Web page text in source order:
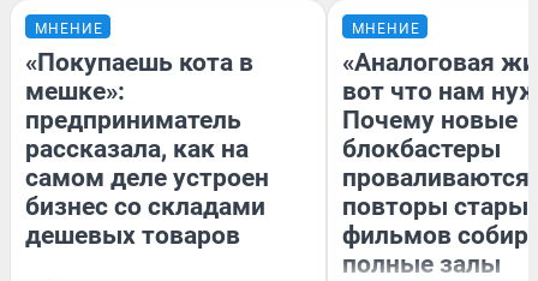
МНЕНИЕ
«Покупаешь кота в
мешке»:
предприниматель
рассказала, как на
самом деле устроен
бизнес со складами
дешевых товаров
МНЕНИЕ
«Аналоговая
вот что нам
Почему новые
блокбастеры
повторы
фильмов
полные залы